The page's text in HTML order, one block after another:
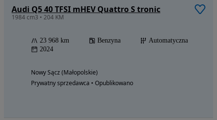
Audi Q5 40 TFSI mHEV Quattro S tronic
1984 cm3 • 204 KM
23 968 km Benzyna
Automatyczna
2024
Nowy Sącz (Małopolskie)
Prywatny sprzedawca • Opublikowano